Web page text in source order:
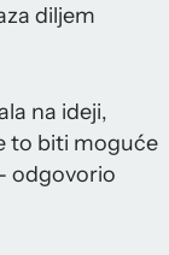
diljem
na ideji,
to biti moguće
odgovorio